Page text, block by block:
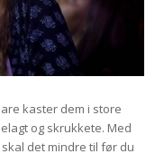
kaster dem i store
og skrukkete. Med
det mindre til før du